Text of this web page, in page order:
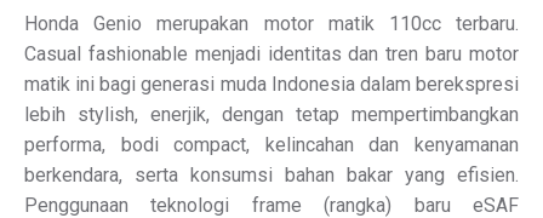
Honda Genio merupakan motor matik 110cc terbaru.
Casual fashionable menjadi identitas dan tren baru motor
matik ini bagi generasi muda Indonesia dalam berekspresi
lebih stylish, enerjik, dengan tetap mempertimbangkan
performa, bodi compact, kelincahan dan kenyamanan
berkendara, serta konsumsi bahan bakar yang efisien.
Penggunaan teknologi frame (rangka) baru eSAF